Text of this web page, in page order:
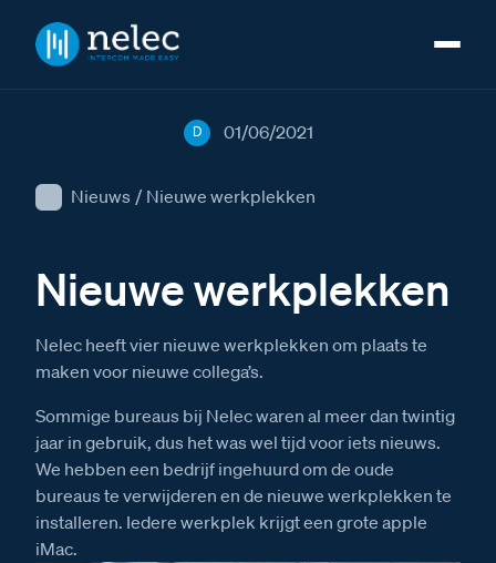
Nieuws / Nieuwe werkplekken
D 01/06/2021
Nieuwe werkplekken
Nelec heeft vier nieuwe werkplekken om plaats te
maken voor nieuwe collega’s.
Sommige bureaus bij Nelec waren al meer dan twintig
jaar in gebruik, dus het was wel tijd voor iets nieuws.
We hebben een bedrijf ingehuurd om de oude
bureaus te verwijderen en de nieuwe werkplekken te
installeren. Iedere werkplek krijgt een grote apple
iMac.